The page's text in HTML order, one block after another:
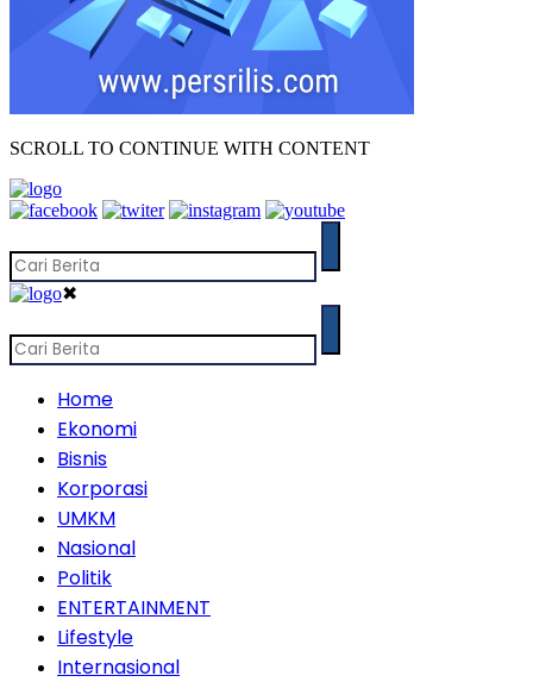
SCROLL TO CONTINUE WITH CONTENT
✖
Home
Ekonomi
Bisnis
Korporasi
UMKM
Nasional
Politik
ENTERTAINMENT
Lifestyle
Internasional